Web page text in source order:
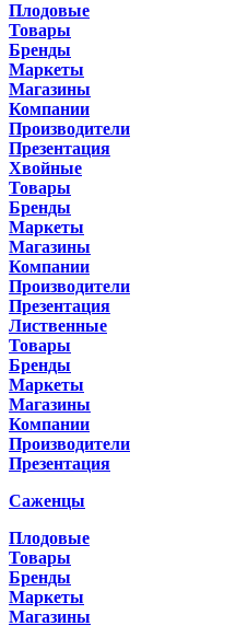
Плодовые
Товары
Бренды
Маркеты
Магазины
Компании
Производители
Презентация
Хвойные
Товары
Бренды
Маркеты
Магазины
Компании
Производители
Презентация
Лиственные
Товары
Бренды
Маркеты
Магазины
Компании
Производители
Презентация
Саженцы
Плодовые
Товары
Бренды
Маркеты
Магазины